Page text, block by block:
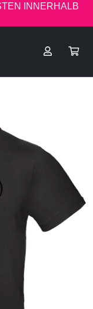
INNERHALB